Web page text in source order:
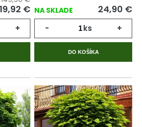
€
+
NA SKLADE 24,90 €
- ks +
DO KOŠÍKA